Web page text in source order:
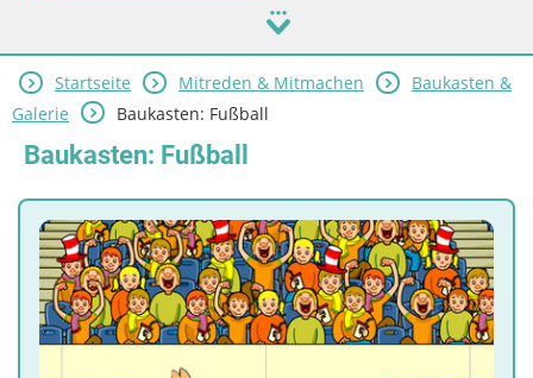
Startseite Mitreden & Mitmachen
Baukasten &
Galerie
Baukasten: Fußball
Baukasten: Fußball